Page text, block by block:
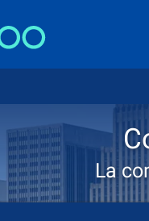
La